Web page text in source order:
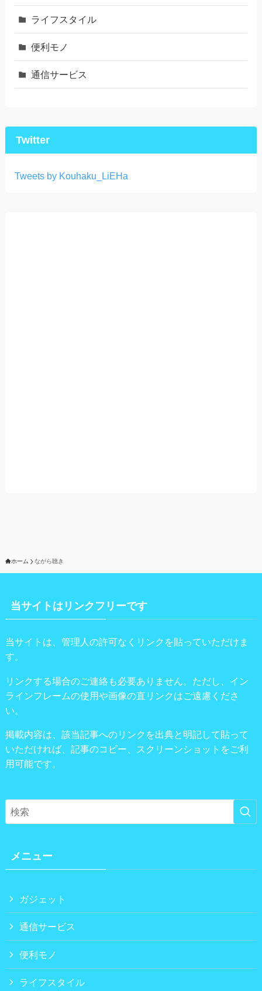
ライフスタイル
便利モノ
通信サービス
Twitter
Tweets by Kouhaku_LiEHa
ホーム ながら聴き
当サイトはリンクフリーです
当サイトは、管理人の許可なくリンクを貼っていただけま
す。
リンクする場合のご連絡も必要ありません。ただし、イン
ラインフレームの使用や画像の直リンクはご遠慮くださ
い。
掲載内容は、該当記事へのリンクを出典と明記して貼って
いただければ、記事のコピー、スクリーンショットをご利
用可能です。
メニュー
ガジェット
通信サービス
便利モノ
ライフスタイル